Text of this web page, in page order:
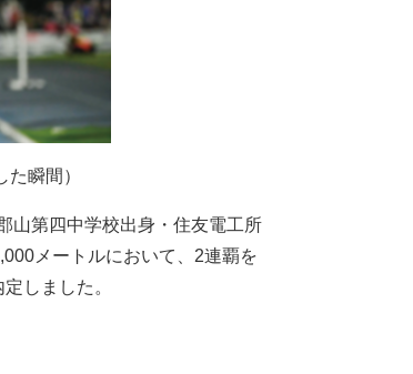
瞬間）
山第四中学校出身・住友電工所
メートルにおいて、2連覇を
しました。